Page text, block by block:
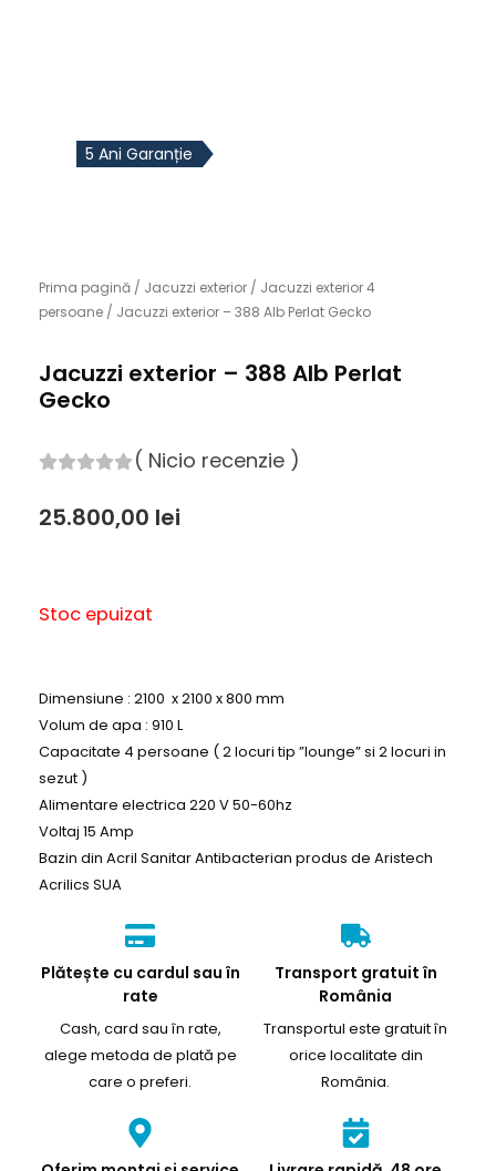
5 Ani Garanție
Prima pagină / Jacuzzi exterior / Jacuzzi exterior 4
persoane / Jacuzzi exterior – 388 Alb Perlat Gecko
Jacuzzi exterior – 388 Alb Perlat
Gecko
( Nicio recenzie )
25.800,00 lei
Stoc epuizat
Dimensiune : 2100 x 2100 x 800 mm
Volum de apa : 910 L
Capacitate 4 persoane ( 2 locuri tip ”lounge” si 2 locuri in
sezut )
Alimentare electrica 220 V 50-60hz
Voltaj 15 Amp
Bazin din Acril Sanitar Antibacterian produs de Aristech
Acrilics SUA
Plătește cu cardul sau în
rate
Cash, card sau în rate,
alege metoda de plată pe
care o preferi.
Transport gratuit în
România
Transportul este gratuit în
orice localitate din
România.